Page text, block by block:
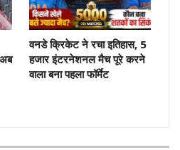
वनडे क्रिकेट ने रचा इतिहास, 5
हजार इंटरनेशनल मैच पूरे करने
वाला बना पहला फॉर्मेट